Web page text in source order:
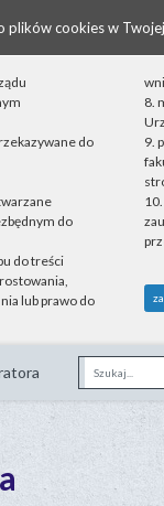
plików cookies w
do
do
do treści
lub prawo do
8.
9.
Fraza